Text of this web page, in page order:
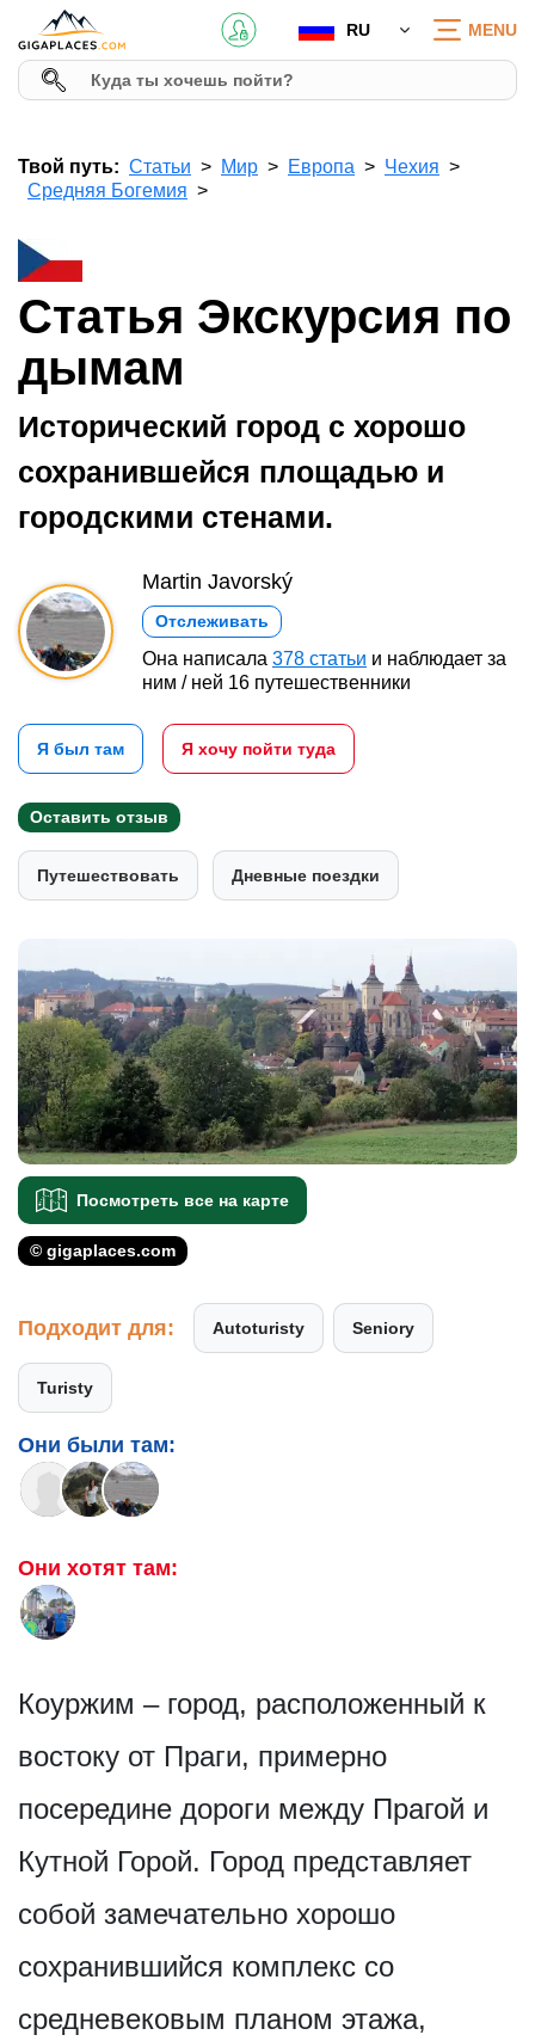
RU MENU
Твой путь: Статьи Мир Европа
Чехия
Средняя Богемия
Статья Экскурсия по
дымам
Исторический город с хорошо
сохранившейся площадью и
городскими стенами.
Martin Javorský
Отслеживать
Она написала 378 статьи и наблюдает за
ним / ней 16 путешественники
Я был там Я хочу пойти туда
Оставить отзыв
Путешествовать Дневные поездки
Посмотреть все на карте
© gigaplaces.com
Подходит для: Autoturisty Seniory
Turisty
Они были там:
Они хотят там:
Коуржим – город, расположенный к
востоку от Праги, примерно
посередине дороги между Прагой и
Кутной Горой. Город представляет
собой замечательно хорошо
сохранившийся комплекс со
средневековым планом этажа,